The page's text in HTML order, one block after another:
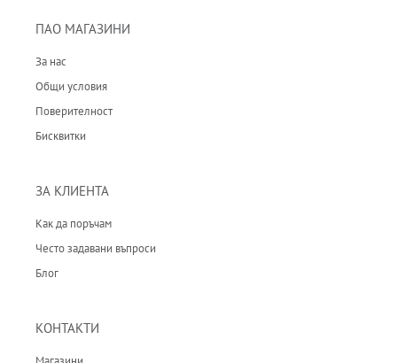
ПАО МАГАЗИНИ
За нас
Общи условия
Поверителност
Бисквитки
ЗА КЛИЕНТА
Как да поръчам
Често задавани въпроси
Блог
КОНТАКТИ